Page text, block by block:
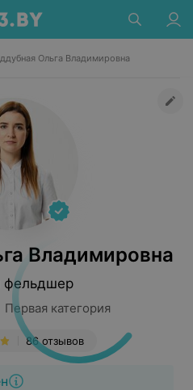
Ольга Владимировна
Владимировна
фельдшер
категория
86 отзывов